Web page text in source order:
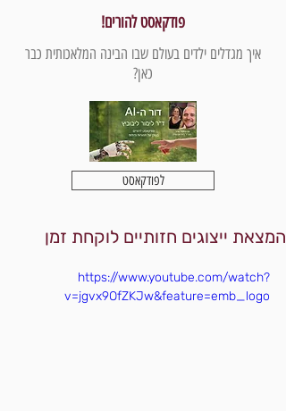
פודקאסט להורים!
איך מגדלים ילדים בעולם שבו הבינה המלאכותית כבר
כאן?
לפודקאסט
המצאת ייצוגים חזותיים לוקחת זמן
https://www.youtube.com/watch?
v=jgvx9OfZKJw&feature=emb_logo